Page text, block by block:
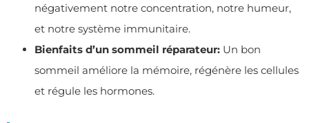
négativement notre concentration, notre humeur,
et notre système immunitaire.
Bienfaits d’un sommeil réparateur: Un bon
sommeil améliore la mémoire, régénère les cellules
et régule les hormones.